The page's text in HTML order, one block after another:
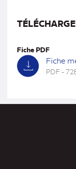
Fiche PDF
Fiche
PDF -